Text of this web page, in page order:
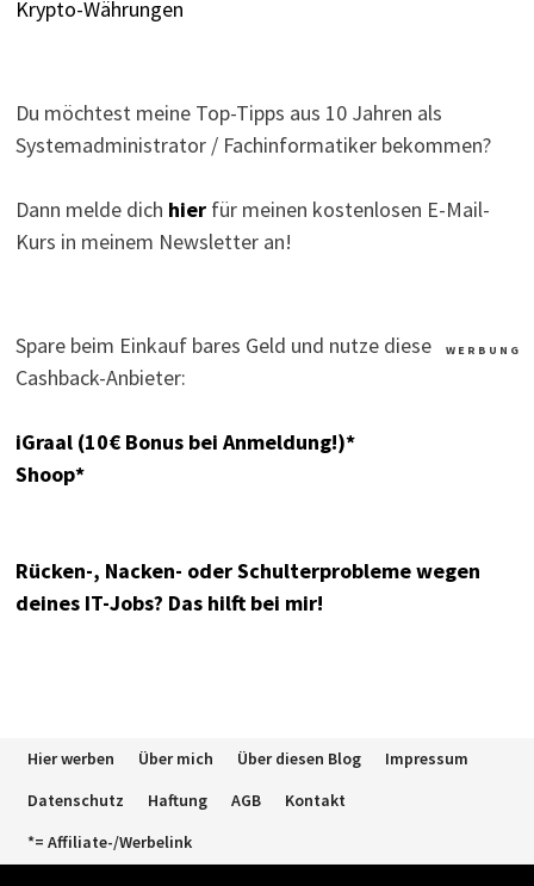
Krypto-Währungen
Du möchtest meine Top-Tipps aus 10 Jahren als
Systemadministrator / Fachinformatiker bekommen?
Dann melde dich hierfür meinen kostenlosen E-Mail-
Kurs in meinem Newsletter an!
W E R B U N G
Spare beim Einkauf bares Geld und nutze diese
Cashback-Anbieter:
iGraal (10€ Bonus bei Anmeldung!)*
Shoop*
Rücken-, Nacken- oder Schulterprobleme wegen
deines IT-Jobs? Das hilft bei mir!
Hier werben Über mich Über diesen Blog
Impressum
Datenschutz
Haftung AGB
Kontakt
*= Affiliate-/Werbelink